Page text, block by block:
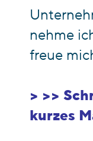
nehme
freue
> >>
kurzes